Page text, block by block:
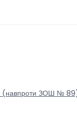
(навпроти ЗОШ №